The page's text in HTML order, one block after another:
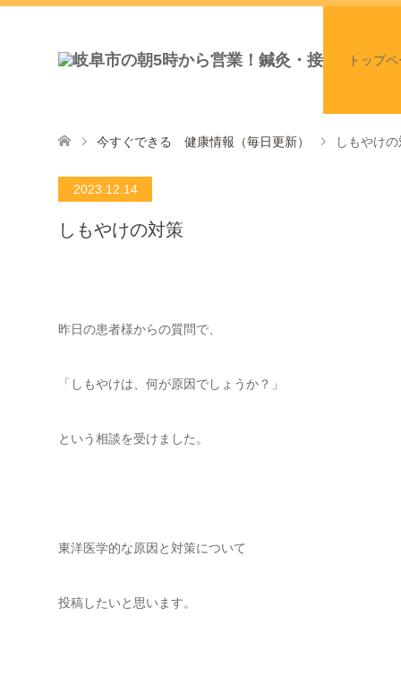
トップ
今すぐできる 健康情報（毎日更新） しもやけ
2023.12.14
しもやけの対策
昨日の患者様からの質問で、
「しもやけは、何が原因でしょうか？」
という相談を受けました。
東洋医学的な原因と対策について
投稿したいと思います。